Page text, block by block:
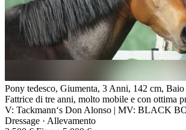
Pony tedesco, Giumenta, 3 Anni, 142 cm, Baio
Fattrice di tre anni, molto mobile e con ottima
V: Tackmann‘s Don Alonso | MV: BLACK
Dressage · Allevamento